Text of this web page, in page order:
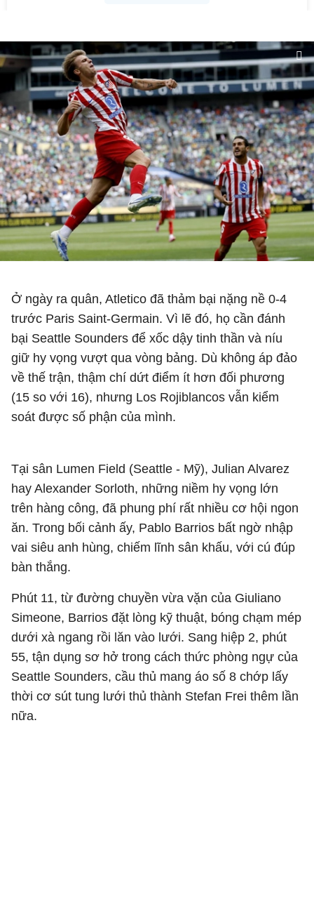
Ở ngày ra quân, Atletico đã thảm bại nặng nề 0-4
trước Paris Saint-Germain. Vì lẽ đó, họ cần đánh
bại Seattle Sounders để xốc dậy tinh thần và níu
giữ hy vọng vượt qua vòng bảng. Dù không áp đảo
về thế trận, thậm chí dứt điểm ít hơn đối phương
(15 so với 16), nhưng Los Rojiblancos vẫn kiểm
soát được số phận của mình.
Tại sân Lumen Field (Seattle - Mỹ), Julian Alvarez
hay Alexander Sorloth, những niềm hy vọng lớn
trên hàng công, đã phung phí rất nhiều cơ hội ngon
ăn. Trong bối cảnh ấy, Pablo Barrios bất ngờ nhập
vai siêu anh hùng, chiếm lĩnh sân khấu, với cú đúp
bàn thắng.
Phút 11, từ đường chuyền vừa vặn của Giuliano
Simeone, Barrios đặt lòng kỹ thuật, bóng chạm mép
dưới xà ngang rồi lăn vào lưới. Sang hiệp 2, phút
55, tận dụng sơ hở trong cách thức phòng ngự của
Seattle Sounders, cầu thủ mang áo số 8 chớp lấy
thời cơ sút tung lưới thủ thành Stefan Frei thêm lần
nữa.